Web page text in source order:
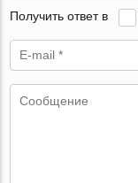
Получить ответ в